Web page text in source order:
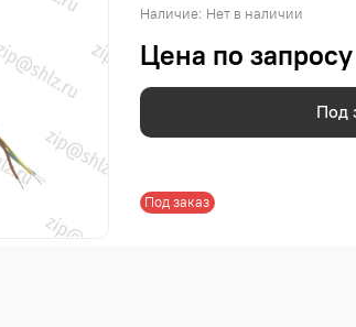
Наличие: Нет в наличии
Под заказ
Цена по запросу
Под